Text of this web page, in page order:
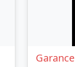
Garance